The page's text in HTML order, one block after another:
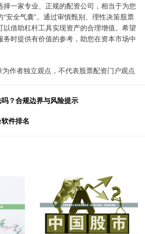
一家专业、正规的配资公司，相当于为您
安全气囊”。通过审慎甄别、理性决策股票
借助杠杆工具实现资产的合理增值。希望
时提供有价值的参考，助您在资本市场中
为作者独立观点，不代表股票配资门户观点
？合规边界与风险提示
件排名